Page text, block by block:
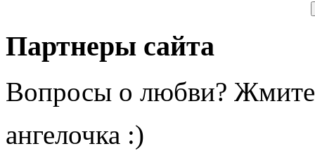
Партнеры сайта
Вопросы о любви?
ангелочка :)